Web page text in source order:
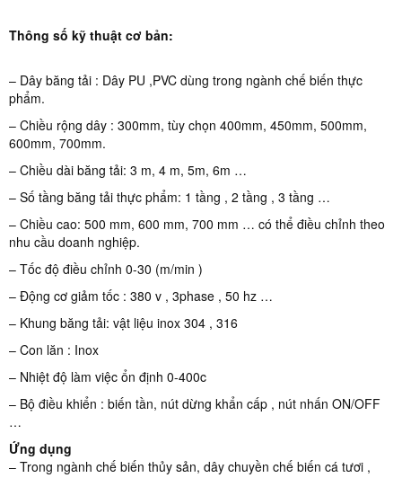
Thông số kỹ thuật cơ bản:
– Dây băng tải : Dây PU ,PVC dùng trong ngành chế biến thực
phẩm.
– Chiều rộng dây : 300mm, tùy chọn 400mm, 450mm, 500mm,
600mm, 700mm.
– Chiều dài băng tải: 3 m, 4 m, 5m, 6m …
– Số tầng băng tải thực phẩm: 1 tầng , 2 tầng , 3 tầng …
– Chiều cao: 500 mm, 600 mm, 700 mm … có thể điều chỉnh theo
nhu cầu doanh nghiệp.
– Tốc độ điều chỉnh 0-30 (m/min )
– Động cơ giảm tốc : 380 v , 3phase , 50 hz …
– Khung băng tải: vật liệu inox 304 , 316
– Con lăn : Inox
– Nhiệt độ làm việc ổn định 0-400c
– Bộ điều khiển : biến tần, nút dừng khẩn cấp , nút nhấn ON/OFF
…
Ứng dụng
– Trong ngành chế biến thủy sản, dây chuyền chế biến cá tươi ,